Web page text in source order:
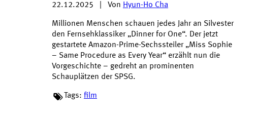
22.12.2025 Von Hyun-Ho Cha
Millionen Menschen schauen jedes Jahr an Silvester
den Fernsehklassiker „Dinner for One“. Der jetzt
gestartete Amazon-Prime-Sechssteiler „Miss Sophie
– Same Procedure as Every Year“ erzählt nun die
Vorgeschichte – gedreht an prominenten
Schauplätzen der SPSG.
Tags: film